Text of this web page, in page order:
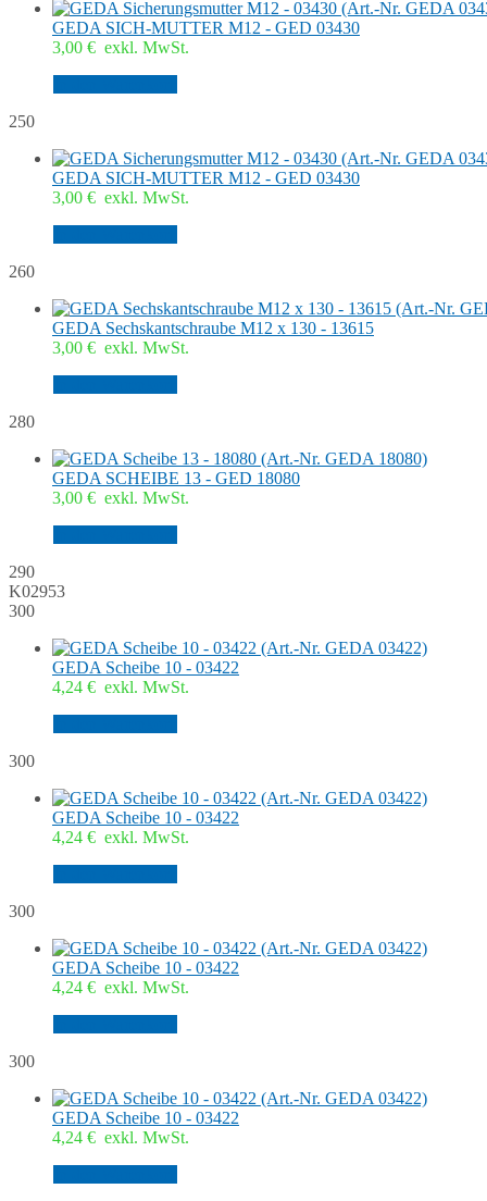
GEDA SICH-MUTTER M12 - GED 03430
3,00 € exkl. MwSt.
250
GEDA SICH-MUTTER M12 - GED 03430
3,00 € exkl. MwSt.
260
GEDA Sechskantschraube M12 x 130 - 13615
3,00 € exkl. MwSt.
280
GEDA SCHEIBE 13 - GED 18080
3,00 € exkl. MwSt.
290
K02953
300
GEDA Scheibe 10 - 03422
4,24 € exkl. MwSt.
300
GEDA Scheibe 10 - 03422
4,24 € exkl. MwSt.
300
GEDA Scheibe 10 - 03422
4,24 € exkl. MwSt.
300
GEDA Scheibe 10 - 03422
4,24 € exkl. MwSt.